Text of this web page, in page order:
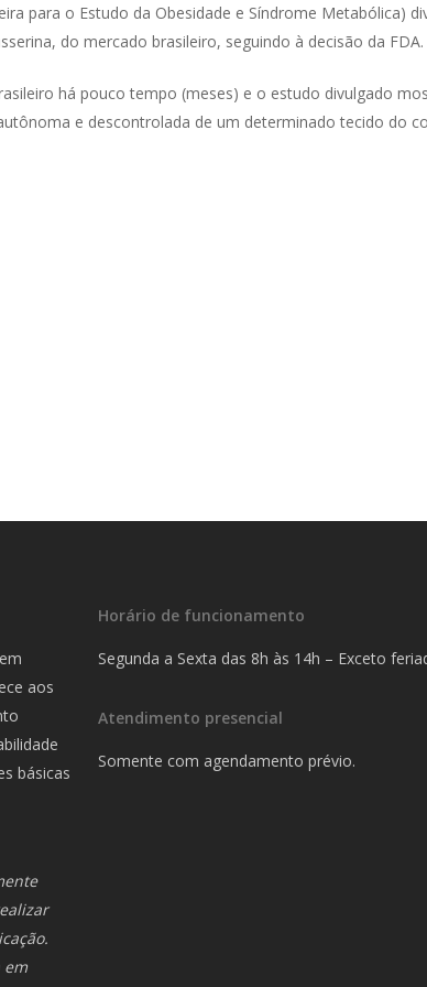
para o Estudo da Obesidade e Síndrome Metabólica)
do mercado brasileiro, seguindo à decisão da FDA.
há pouco tempo (meses) e o estudo divulgado
e descontrolada de um determinado tecido do
aos
básicas
em
Horário de funcionamento
Segunda a Sexta das 8h às 14h – Exceto
Atendimento presencial
Somente com agendamento prévio.